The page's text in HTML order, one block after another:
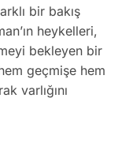
bir bakış
heykelleri,
bekleyen bir
geçmişe hem
varlığını